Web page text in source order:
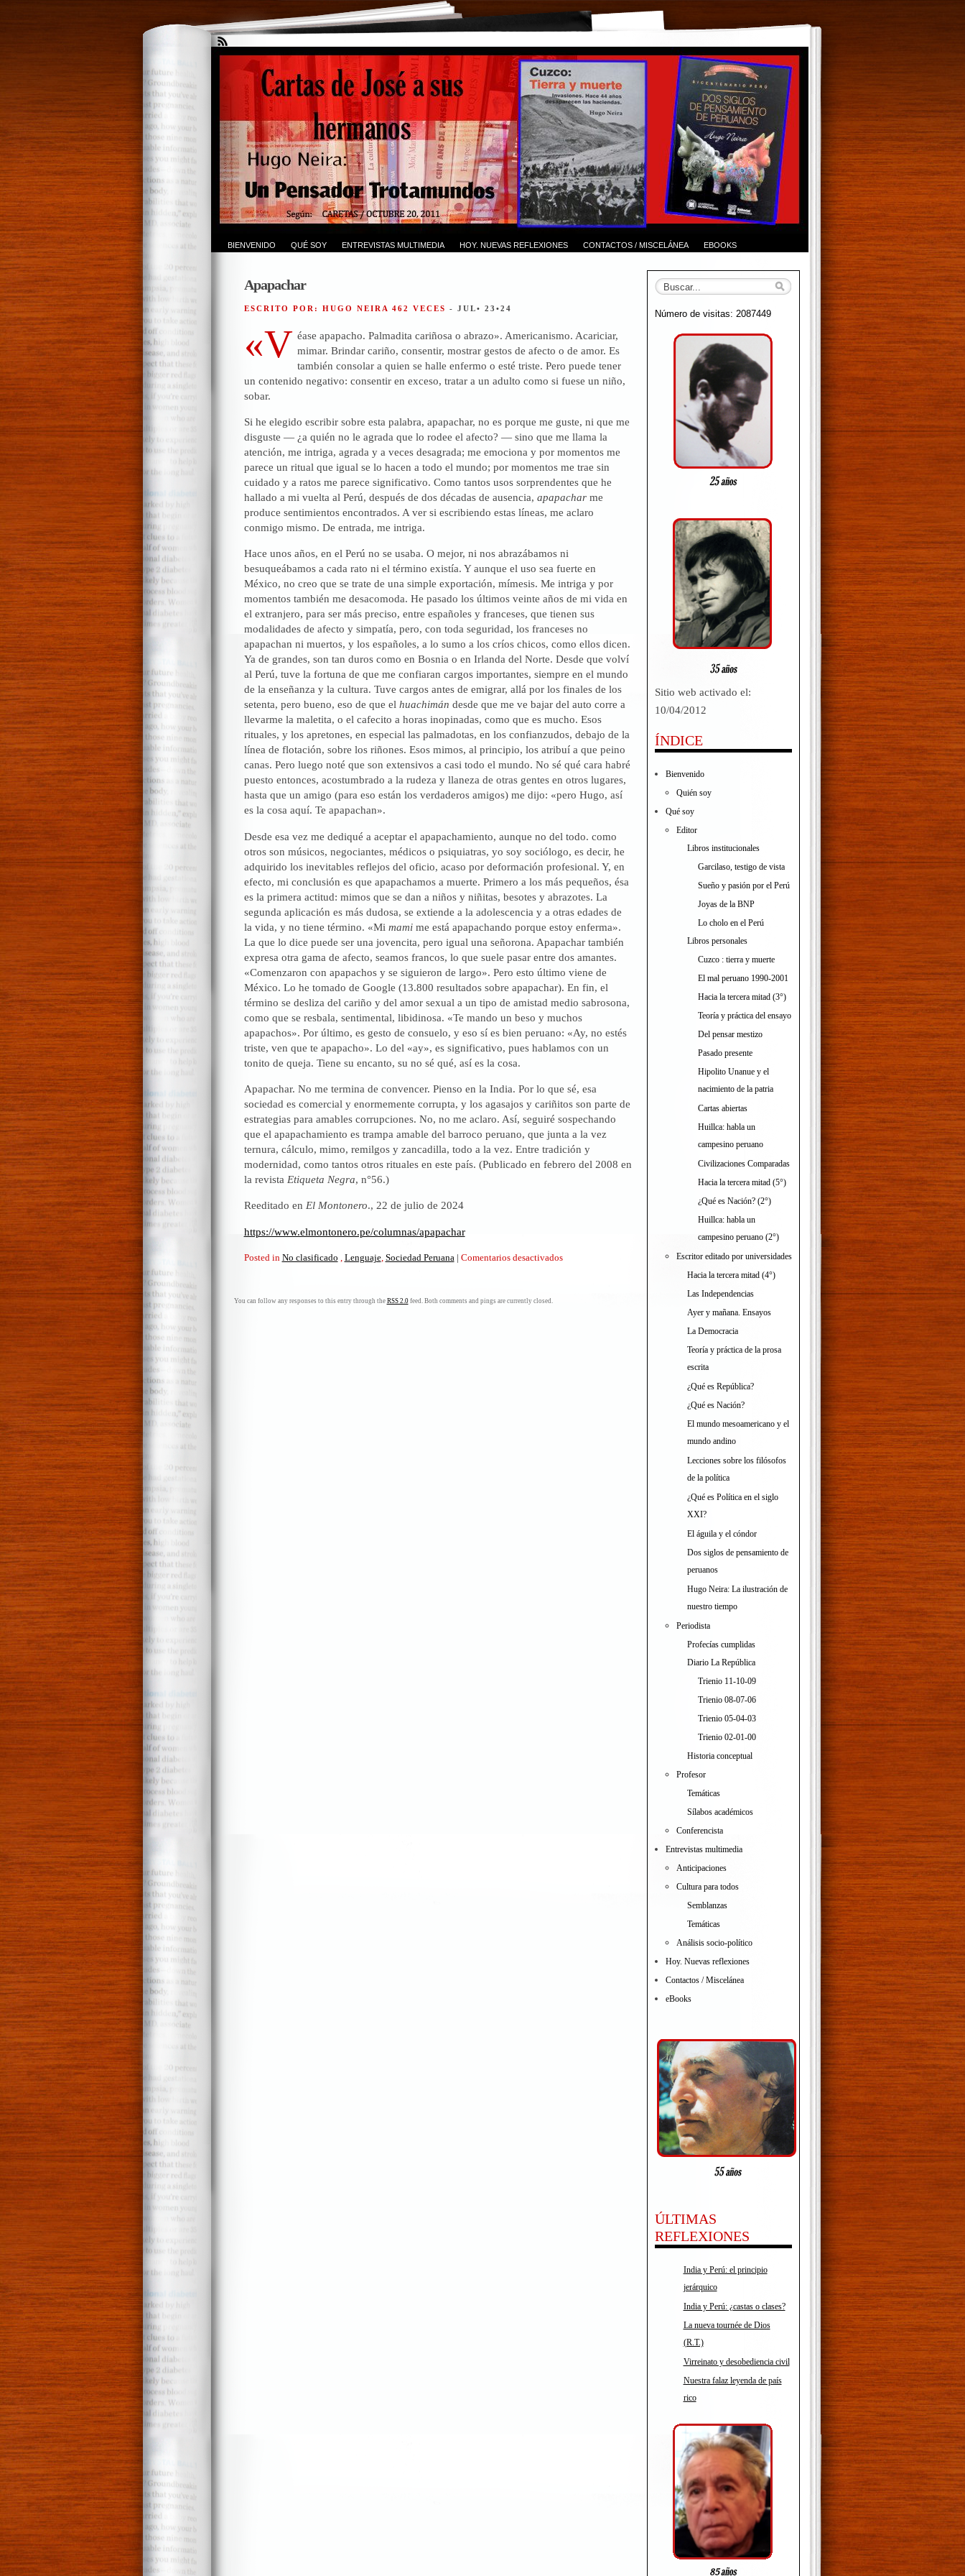
BIENVENIDO QUÉ SOY ENTREVISTAS MULTIMEDIA HOY. NUEVAS REFLEXIONES CONTACTOS / MISCELÁNEA EBOOKS
Apapachar
ESCRITO POR: HUGO NEIRA 462 VECES - JUL• 23•24
«V éase apapacho. Palmadita cariñosa o abrazo». Americanismo. Acariciar,
mimar. Brindar cariño, consentir, mostrar gestos de afecto o de amor. Es
también consolar a quien se halle enfermo o esté triste. Pero puede tener
un contenido negativo: consentir en exceso, tratar a un adulto como si fuese un niño,
sobar.
Si he elegido escribir sobre esta palabra, apapachar, no es porque me guste, ni que me
disguste — ¿a quién no le agrada que lo rodee el afecto? — sino que me llama la
atención, me intriga, agrada y a veces desagrada; me emociona y por momentos me
parece un ritual que igual se lo hacen a todo el mundo; por momentos me trae sin
cuidado y a ratos me parece significativo. Como tantos usos sorprendentes que he
hallado a mi vuelta al Perú, después de dos décadas de ausencia, apapacharme
produce sentimientos encontrados. A ver si escribiendo estas líneas, me aclaro
conmigo mismo. De entrada, me intriga.
Hace unos años, en el Perú no se usaba. O mejor, ni nos abrazábamos ni
besuqueábamos a cada rato ni el término existía. Y aunque el uso sea fuerte en
México, no creo que se trate de una simple exportación, mímesis. Me intriga y por
momentos también me desacomoda. He pasado los últimos veinte años de mi vida en
el extranjero, para ser más preciso, entre españoles y franceses, que tienen sus
modalidades de afecto y simpatía, pero, con toda seguridad, los franceses no
apapachan ni muertos, y los españoles, a lo sumo a los críos chicos, como ellos dicen.
Ya de grandes, son tan duros como en Bosnia o en Irlanda del Norte. Desde que volví
al Perú, tuve la fortuna de que me confiaran cargos importantes, siempre en el mundo
de la enseñanza y la cultura. Tuve cargos antes de emigrar, allá por los finales de los
setenta, pero bueno, eso de que el huachimán desde que me ve bajar del auto corre a
llevarme la maletita, o el cafecito a horas inopinadas, como que es mucho. Esos
rituales, y los apretones, en especial las palmadotas, en los confianzudos, debajo de la
línea de flotación, sobre los riñones. Esos mimos, al principio, los atribuí a que peino
canas. Pero luego noté que son extensivos a casi todo el mundo. No sé qué cara habré
puesto entonces, acostumbrado a la rudeza y llaneza de otras gentes en otros lugares,
hasta que un amigo (para eso están los verdaderos amigos) me dijo: «pero Hugo, así
es la cosa aquí. Te apapachan».
Desde esa vez me dediqué a aceptar el apapachamiento, aunque no del todo. como
otros son músicos, negociantes, médicos o psiquiatras, yo soy sociólogo, es decir, he
adquirido los inevitables reflejos del oficio, acaso por deformación profesional. Y, en
efecto, mi conclusión es que apapachamos a muerte. Primero a los más pequeños, ésa
es la primera actitud: mimos que se dan a niños y niñitas, besotes y abrazotes. La
segunda aplicación es más dudosa, se extiende a la adolescencia y a otras edades de
la vida, y no tiene término. «Mi mami me está apapachando porque estoy enferma».
La que lo dice puede ser una jovencita, pero igual una señorona. Apapachar también
expresa otra gama de afecto, seamos francos, lo que suele pasar entre dos amantes.
«Comenzaron con apapachos y se siguieron de largo». Pero esto último viene de
México. Lo he tomado de Google (13.800 resultados sobre apapachar). En fin, el
término se desliza del cariño y del amor sexual a un tipo de amistad medio sabrosona,
como que se resbala, sentimental, libidinosa. «Te mando un beso y muchos
apapachos». Por último, es gesto de consuelo, y eso sí es bien peruano: «Ay, no estés
triste, ven que te apapacho». Lo del «ay», es significativo, pues hablamos con un
tonito de queja. Tiene su encanto, su no sé qué, así es la cosa.
Apapachar. No me termina de convencer. Pienso en la India. Por lo que sé, esa
sociedad es comercial y enormemente corrupta, y los agasajos y cariñitos son parte de
estrategias para amables corrupciones. No, no me aclaro. Así, seguiré sospechando
que el apapachamiento es trampa amable del barroco peruano, que junta a la vez
ternura, cálculo, mimo, remilgos y zancadilla, todo a la vez. Entre tradición y
modernidad, como tantos otros rituales en este país. (Publicado en febrero del 2008 en
la revista Etiqueta Negra, n°56.)
Reeditado en El Montonero., 22 de julio de 2024
https://www.elmontonero.pe/columnas/apapachar
Posted in No clasificado , Lenguaje, Sociedad Peruana | Comentarios desactivadosen
You can follow any responses to this entry through the RSS 2.0feed. Both comments and pings are currently closed.
Número de visitas: 2087449
Sitio web activado el:
10/04/2012
ÍNDICE
Bienvenido
Quién soy
Qué soy
Editor
Libros institucionales
Garcilaso, testigo de vista
Sueño y pasión por el Perú
Joyas de la BNP
Lo cholo en el Perú
Libros personales
Cuzco : tierra y muerte
El mal peruano 1990-2001
Hacia la tercera mitad (3°)
Teoría y práctica del ensayo
Del pensar mestizo
Pasado presente
Hipolito Unanue y el
nacimiento de la patria
Cartas abiertas
Huillca: habla un
campesino peruano
Civilizaciones Comparadas
Hacia la tercera mitad (5°)
¿Qué es Nación? (2°)
Huillca: habla un
campesino peruano (2°)
Escritor editado por universidades
Hacia la tercera mitad (4°)
Las Independencias
Ayer y mañana. Ensayos
La Democracia
Teoría y práctica de la prosa
escrita
¿Qué es República?
¿Qué es Nación?
El mundo mesoamericano y el
mundo andino
Lecciones sobre los filósofos
de la política
¿Qué es Política en el siglo
XXI?
El águila y el cóndor
Dos siglos de pensamiento de
peruanos
Hugo Neira: La ilustración de
nuestro tiempo
Periodista
Profecías cumplidas
Diario La República
Trienio 11-10-09
Trienio 08-07-06
Trienio 05-04-03
Trienio 02-01-00
Historia conceptual
Profesor
Temáticas
Sílabos académicos
Conferencista
Entrevistas multimedia
Anticipaciones
Cultura para todos
Semblanzas
Temáticas
Análisis socio-político
Hoy. Nuevas reflexiones
Contactos / Miscelánea
eBooks
ÚLTIMAS
REFLEXIONES
India y Perú: el principio
jerárquico
India y Perú: ¿castas o clases?
La nueva tournée de Dios
(R.T.)
Virreinato y desobediencia civil
Nuestra falaz leyenda de país
rico